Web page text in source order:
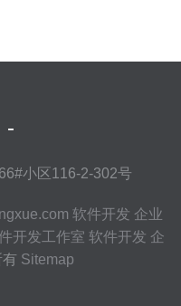
-
小区116-2-302号
软件开发 企业
开发工作室 软件开发 企
Sitemap